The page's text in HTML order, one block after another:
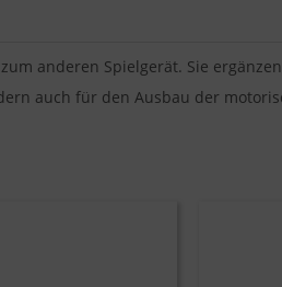
anderen Spielgerät. Sie
auch für den Ausbau der